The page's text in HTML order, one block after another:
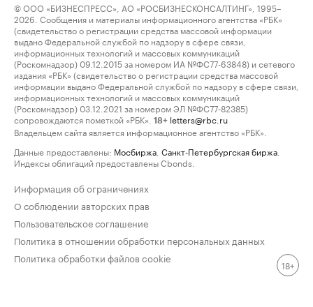
© ООО «БИЗНЕСПРЕСС», АО «РОСБИЗНЕСКОНСАЛТИНГ», 1995–
2026. Сообщения и материалы информационного агентства «РБК»
(свидетельство о регистрации средства массовой информации
выдано Федеральной службой по надзору в сфере связи,
информационных технологий и массовых коммуникаций
(Роскомнадзор) 09.12.2015 за номером ИА №ФС77-63848) и сетевого
издания «РБК» (свидетельство о регистрации средства массовой
информации выдано Федеральной службой по надзору в сфере связи,
информационных технологий и массовых коммуникаций
(Роскомнадзор) 03.12.2021 за номером ЭЛ №ФС77-82385)
сопровождаются пометкой «РБК».
18+ letters@rbc.ru
Владельцем сайта является информационное агентство «РБК».
Данные предоставлены: Мосбиржа Санкт-Петербургская биржа
Индексы облигаций предоставлены Cbonds.
Информация об ограничениях
О соблюдении авторских прав
Пользовательское соглашение
Политика в отношении обработки персональных данных
Политика обработки файлов cookie
18+